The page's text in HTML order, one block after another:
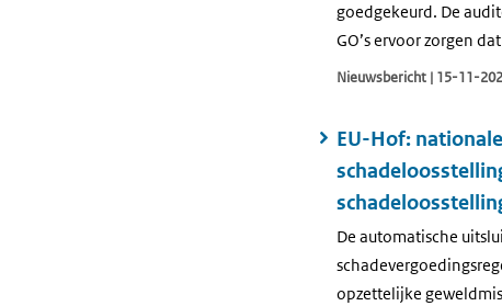
goedgekeurd. De
GO’s ervoor zorgen
Nieuwsbericht | 15-11-
EU-Hof:
De automatische
opzettelijke